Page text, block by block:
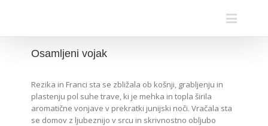
Osamljeni vojak
Rezika in Franci sta se zbližala ob košnji, grabljenju in
plastenju pol suhe trave, ki je mehka in topla širila
aromatične vonjave v prekratki junijski noči. Vračala sta
se domov z ljubeznijo v srcu in skrivnostno obljubo